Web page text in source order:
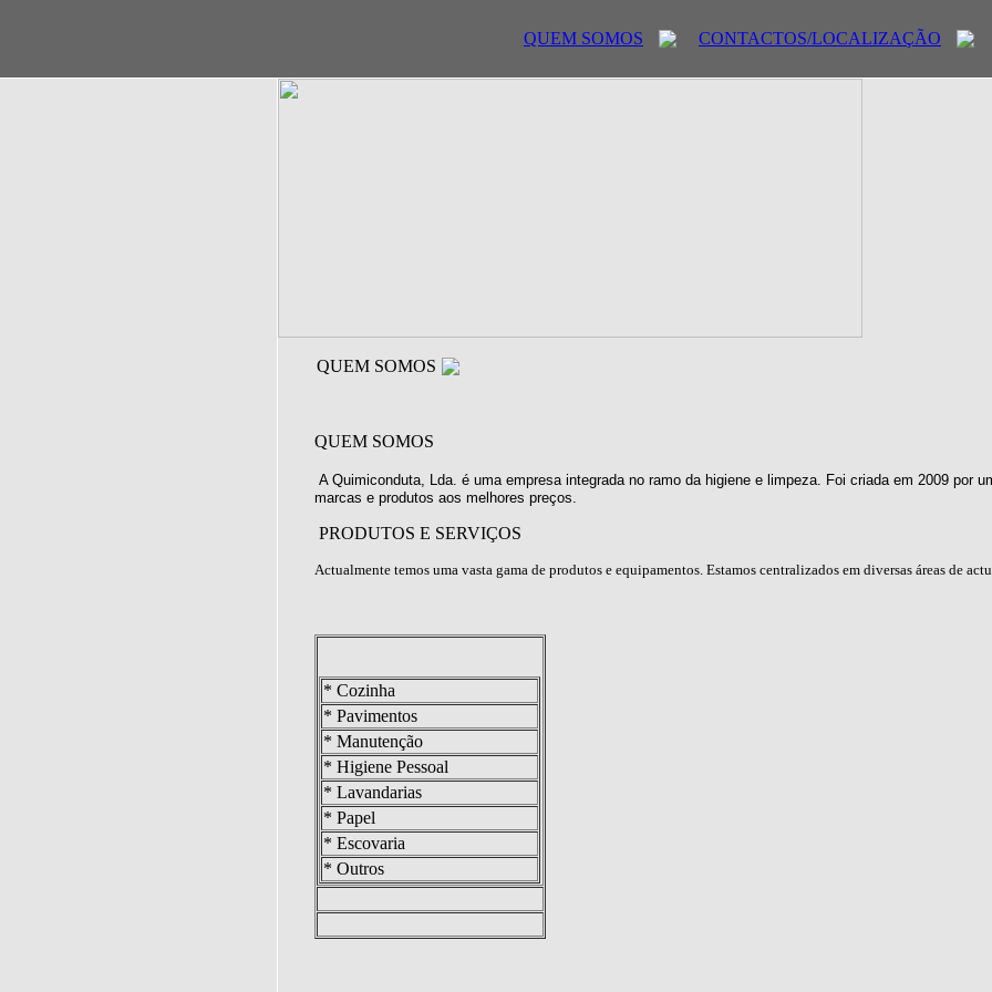
QUEM SOMOS CONTACTOS/LOCALIZAÇÃO
QUEM SOMOS
QUEM SOMOS
A Quimiconduta, Lda. é uma empresa integrada no ramo da higiene e limpeza. Foi criada em 2009 por
marcas e produtos aos melhores preços.
PRODUTOS E SERVIÇOS
Actualmente temos uma vasta gama de produtos e equipamentos. Estamos centralizados em diversas áreas de
* Cozinha
* Pavimentos
* Manutenção
* Higiene Pessoal
* Lavandarias
* Papel
* Escovaria
* Outros